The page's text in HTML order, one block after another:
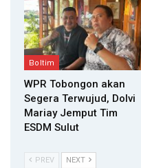
Boltim
WPR Tobongon akan
Segera Terwujud, Dolvi
Mariay Jemput Tim
ESDM Sulut
PREV NEXT